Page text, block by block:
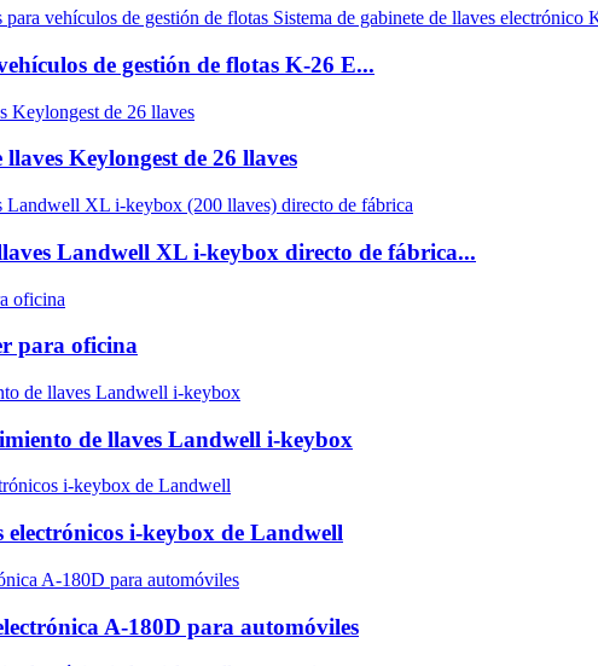
de gestión de flotas K-26 E...
Keylongest de 26 llaves
Landwell XL i-keybox directo de fábrica...
para oficina
de llaves Landwell i-keybox
i-keybox de Landwell
A-180D para automóviles